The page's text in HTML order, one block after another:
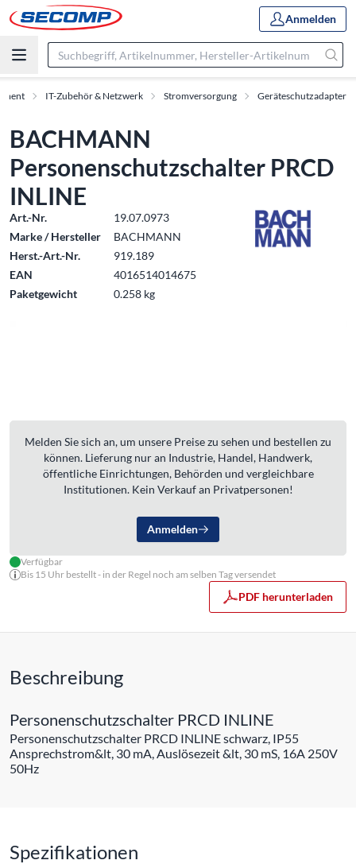
Anmelden
IT-Zubehör & Netzwerk Stromversorgung Geräteschutzadapter
BACHMANN
Personenschutzschalter PRCD
INLINE
Art.-Nr.
19.07.0973
Marke / Hersteller
BACHMANN
Herst.-Art.-Nr.
919.189
EAN
4016514014675
Paketgewicht
0.258 kg
Melden Sie sich an, um unsere Preise zu sehen und bestellen zu
können. Lieferung nur an Industrie, Handel, Handwerk,
öffentliche Einrichtungen, Behörden und vergleichbare
Institutionen. Kein Verkauf an Privatpersonen!
Anmelden
Verfügbar
Bis 15 Uhr bestellt - in der Regel noch am selben Tag versendet
PDF herunterladen
Beschreibung
Personenschutzschalter PRCD INLINE
Personenschutzschalter PRCD INLINE schwarz, IP55
Ansprechstrom&lt, 30 mA, Auslösezeit &lt, 30 mS, 16A 250V
50Hz
Spezifikationen